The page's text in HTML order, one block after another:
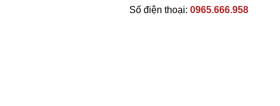
Số điện thoại: 0965.666.958